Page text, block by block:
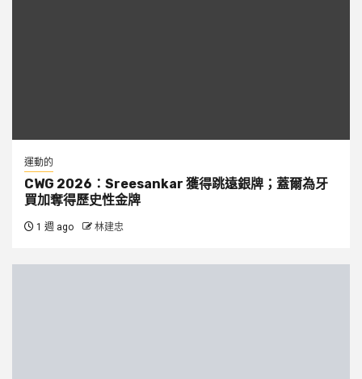
運動的
CWG 2026：Sreesankar 獲得跳遠銀牌；蓋爾為牙
買加奪得歷史性金牌
1 週 ago 林建忠